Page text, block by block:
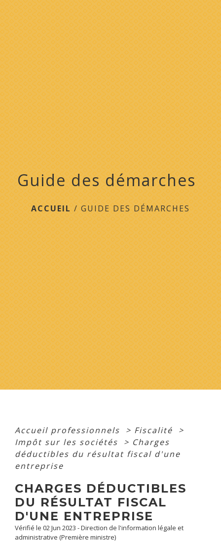
menu
Guide des démarches
ACCUEIL/GUIDE DES DÉMARCHES
Accueil professionnels > Fiscalité
>
Impôt sur les sociétés
> Charges
déductibles du résultat fiscal d'une
entreprise
CHARGES DÉDUCTIBLES
DU RÉSULTAT FISCAL
D'UNE ENTREPRISE
Vérifié le 02 Jun 2023 - Direction de l'information légale et
administrative (Première ministre)